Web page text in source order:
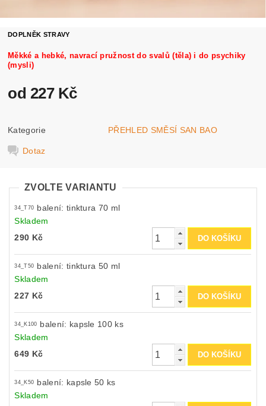
DOPLNĚK STRAVY
Měkké a hebké, navrací pružnost do svalů (těla) i do psychiky
(mysli)
od 227 Kč
Kategorie PŘEHLED SMĚSÍ SAN BAO
Dotaz
ZVOLTE VARIANTU
34_T70 balení: tinktura 70 ml
Skladem
290 Kč
34_T50 balení: tinktura 50 ml
Skladem
227 Kč
34_K100 balení: kapsle 100 ks
Skladem
649 Kč
34_K50 balení: kapsle 50 ks
Skladem